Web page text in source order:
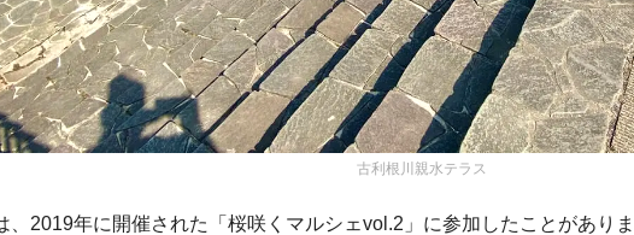
古利根川親水テラス
、2019年に開催された「桜咲くマルシェvol.2」に参加したことがありま